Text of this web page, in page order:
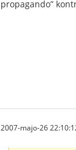
propagando”
2007-majo-26